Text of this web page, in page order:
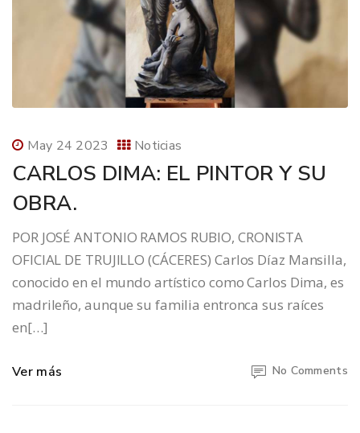
May 24 2023 Noticias
CARLOS DIMA: EL PINTOR Y SU
OBRA.
POR JOSÉ ANTONIO RAMOS RUBIO, CRONISTA
OFICIAL DE TRUJILLO (CÁCERES) Carlos Díaz Mansilla,
conocido en el mundo artístico como Carlos Dima, es
madrileño, aunque su familia entronca sus raíces
en[…]
Ver más No Comments